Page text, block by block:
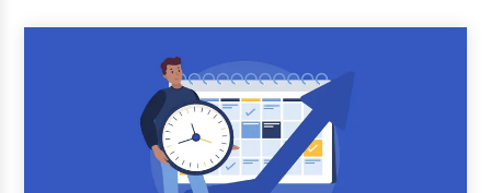
Columna del Experto
Entrevistas